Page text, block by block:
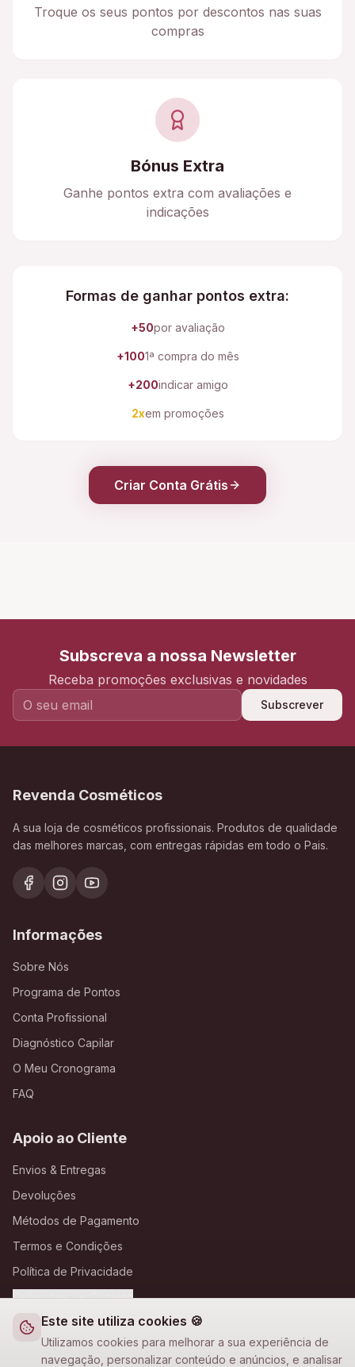
Este site utiliza cookies 🍪
Utilizamos cookies para melhorar a sua experiência de
navegação, personalizar conteúdo e anúncios, e analisar
Troque os seus pontos por descontos nas suas
compras
Bónus Extra
Ganhe pontos extra com avaliações e
indicações
Formas de ganhar pontos extra:
+50por avaliação
+1001ª compra do mês
+200indicar amigo
2xem promoções
Criar Conta Grátis
Subscreva a nossa Newsletter
Receba promoções exclusivas e novidades
Subscrever
Revenda Cosméticos
A sua loja de cosméticos profissionais. Produtos de qualidade
das melhores marcas, com entregas rápidas em todo o Pais.
Informações
Sobre Nós
Programa de Pontos
Conta Profissional
Diagnóstico Capilar
O Meu Cronograma
FAQ
Apoio ao Cliente
Envios & Entregas
Devoluções
Métodos de Pagamento
Termos e Condições
Política de Privacidade
Definições de Cookies
A Loja Nova